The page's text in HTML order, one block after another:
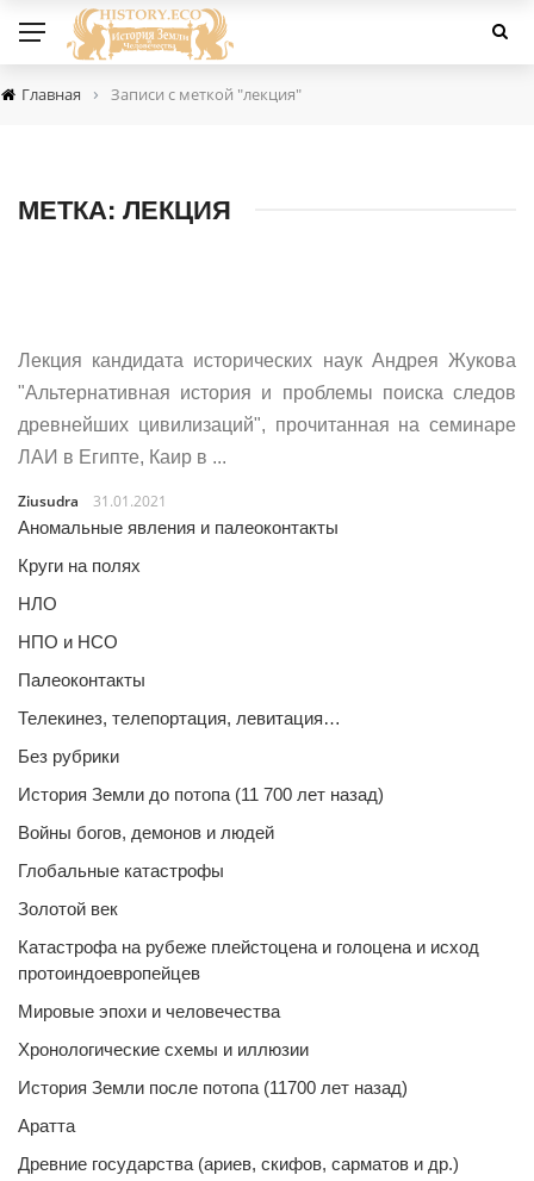
Главная › Записи с меткой "лекция"
МЕТКА: ЛЕКЦИЯ
Лекция кандидата исторических наук Андрея Жукова
"Альтернативная история и проблемы поиска следов
древнейших цивилизаций", прочитанная на семинаре
ЛАИ в Египте, Каир в ...
Ziusudra
31.01.2021
Аномальные явления и палеоконтакты
Круги на полях
НЛО
НПО и НСО
Палеоконтакты
Телекинез, телепортация, левитация…
Без рубрики
История Земли до потопа (11 700 лет назад)
Войны богов, демонов и людей
Глобальные катастрофы
Золотой век
Катастрофа на рубеже плейстоцена и голоцена и исход
протоиндоевропейцев
Мировые эпохи и человечества
Хронологические схемы и иллюзии
История Земли после потопа (11700 лет назад)
Аратта
Древние государства (ариев, скифов, сарматов и др.)